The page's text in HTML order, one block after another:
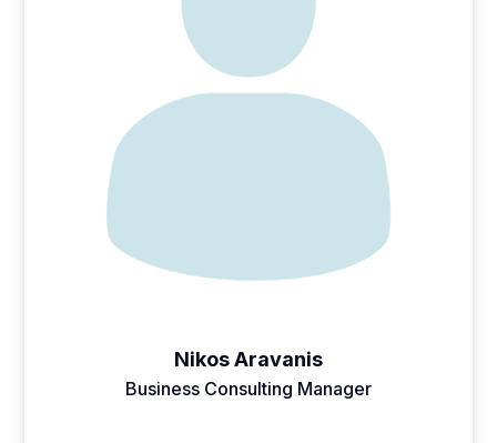
Nikos Aravanis
Business Consulting Manager